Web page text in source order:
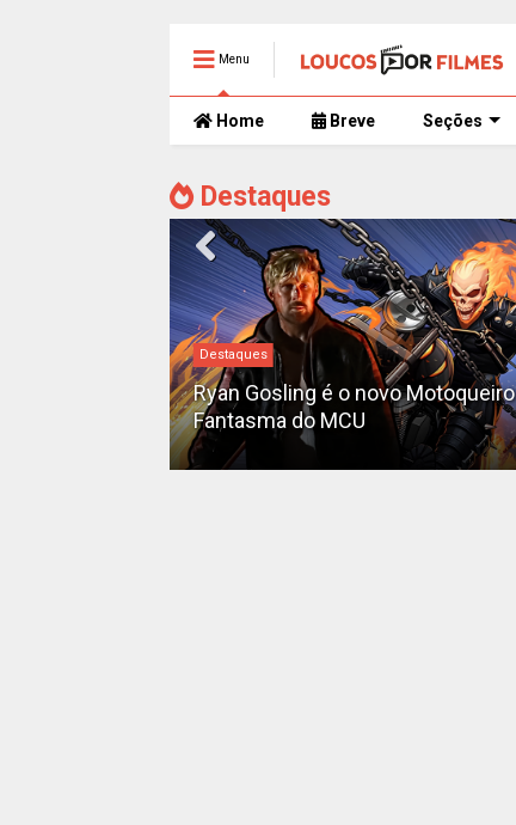
Menu
Home Breve Seções
Destaques
Destaques
Ryan Gosling é o novo Motoqueiro
Fantasma do MCU